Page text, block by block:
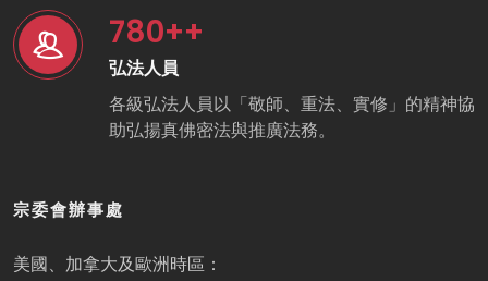
780++
弘法人員
各級弘法人員以「敬師、重法、實修」的精神協
助弘揚真佛密法與推廣法務。
宗委會辦事處
美國、加拿大及歐洲時區：